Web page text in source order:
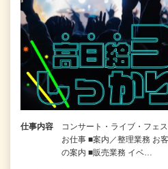
仕事内容
コンサート・ライブ・フェ
お仕事 ■案内／整理業務 お
の案内 ■販売業務 イベ…